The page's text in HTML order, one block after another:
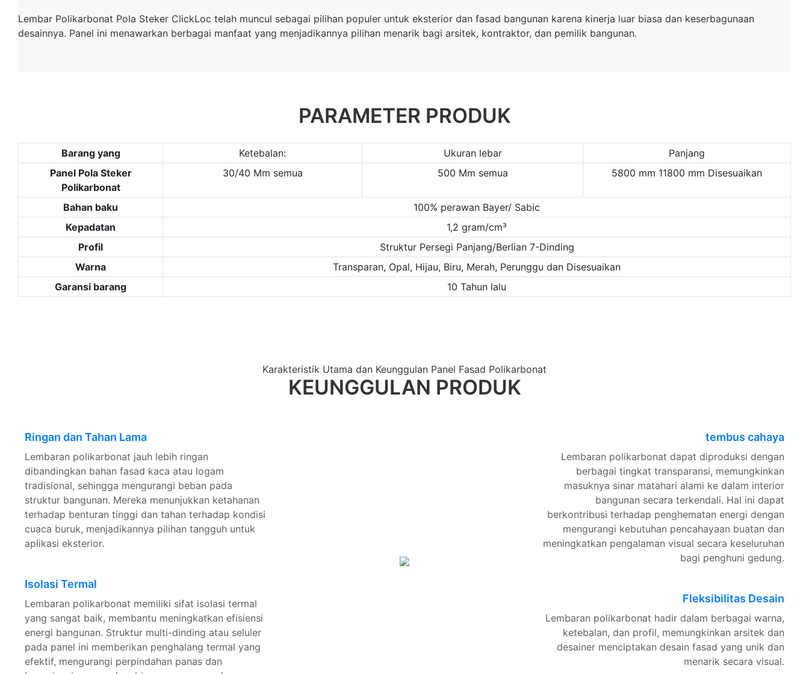
Lembar Polikarbonat Pola Steker ClickLoc telah muncul sebagai pilihan populer untuk eksterior dan fasad bangunan karena kinerja luar biasa dan keserbagunaan
desainnya. Panel ini menawarkan berbagai manfaat yang menjadikannya pilihan menarik bagi arsitek, kontraktor, dan pemilik bangunan.
PARAMETER PRODUK
Barang yang Ketebalan: Ukuran lebar
Panjang
Panel Pola Steker
Polikarbonat
30/40 Mm semua 500 Mm semua 5800 mm 11800 mm Disesuaikan
Bahan baku
100% perawan Bayer/ Sabic
Kepadatan
1,2 gram/cm³
Profil
Struktur Persegi Panjang/Berlian 7-Dinding
Warna
Transparan, Opal, Hijau, Biru, Merah, Perunggu dan Disesuaikan
Garansi barang
10 Tahun lalu
Karakteristik Utama dan Keunggulan Panel Fasad Polikarbonat
KEUNGGULAN PRODUK
Ringan dan Tahan Lama
Lembaran polikarbonat jauh lebih ringan
dibandingkan bahan fasad kaca atau logam
tradisional, sehingga mengurangi beban pada
struktur bangunan. Mereka menunjukkan ketahanan
terhadap benturan tinggi dan tahan terhadap kondisi
cuaca buruk, menjadikannya pilihan tangguh untuk
aplikasi eksterior.
Isolasi Termal
Lembaran polikarbonat memiliki sifat isolasi termal
yang sangat baik, membantu meningkatkan efisiensi
energi bangunan. Struktur multi-dinding atau seluler
pada panel ini memberikan penghalang termal yang
efektif, mengurangi perpindahan panas dan
tembus cahaya
Lembaran polikarbonat dapat diproduksi dengan
berbagai tingkat transparansi, memungkinkan
masuknya sinar matahari alami ke dalam interior
bangunan secara terkendali. Hal ini dapat
berkontribusi terhadap penghematan energi dengan
mengurangi kebutuhan pencahayaan buatan dan
meningkatkan pengalaman visual secara keseluruhan
bagi penghuni gedung.
Fleksibilitas Desain
Lembaran polikarbonat hadir dalam berbagai warna,
ketebalan, dan profil, memungkinkan arsitek dan
desainer menciptakan desain fasad yang unik dan
menarik secara visual.